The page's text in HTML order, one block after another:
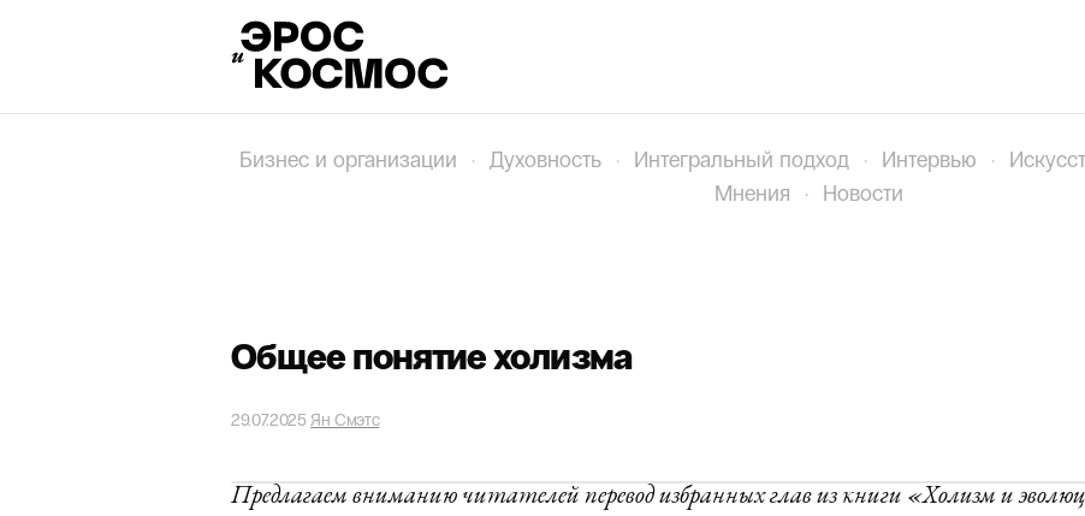
Бизнес и организации · Духовность · Интегральный подход · Интервью ·
Мнения
· Новости
Общее понятие холизма
29.07.2025 Ян Смэтс
Предлагаем вниманию читателей перевод избранных глав из книги «Холизм и